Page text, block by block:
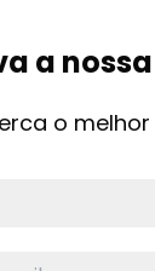
a
o